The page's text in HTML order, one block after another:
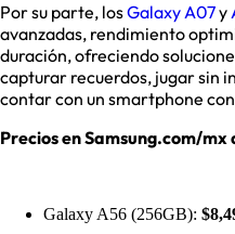
Por su parte, losGalaxy A07y
avanzadas, rendimiento
duración, ofreciendo
capturar recuerdos, jugar sin
contar con un smartphone
Precios en Samsung.com/mx
Galaxy A56 (256GB):